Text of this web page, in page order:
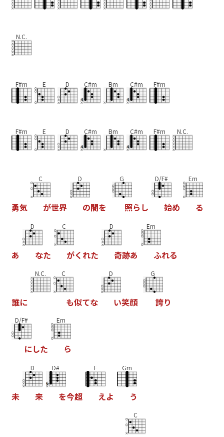
N.C.
F#m E D C#m Bm C#m F#m
F#m E D C#m Bm C#m F#m N.C.
勇気
C
が世界
D
の闇を
G
照ら し
D/F#
始め
Em
る
あ
D
なた
C
がく れた
D
奇跡あ
Em
ふれる
誰に
N.C. C
も似てな
D
い笑顔
G
誇り
D/F#
にした
Em
ら
未
D
来
D#
を今超
F
えよ
Gm
う
C